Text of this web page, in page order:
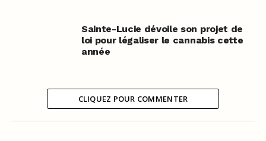
Sainte-Lucie dévoile son projet de
loi pour légaliser le cannabis cette
année
CLIQUEZ POUR COMMENTER